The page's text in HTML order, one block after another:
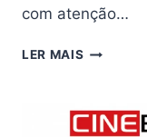
com atenção…
LER MAIS CINEBOX
V4.0.5